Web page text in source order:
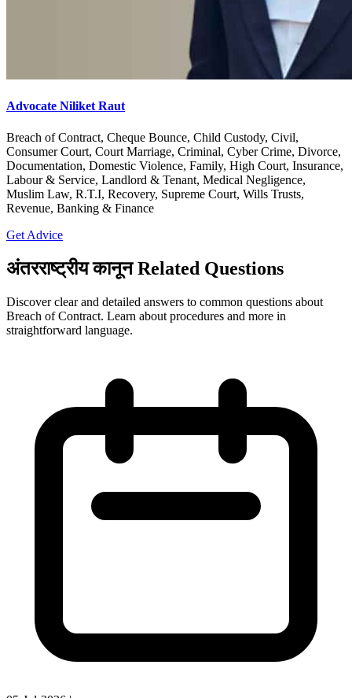
Advocate Niliket Raut
Breach of Contract, Cheque Bounce, Child Custody, Civil,
Consumer Court, Court Marriage, Criminal, Cyber Crime, Divorce,
Documentation, Domestic Violence, Family, High Court, Insurance,
Labour & Service, Landlord & Tenant, Medical Negligence,
Muslim Law, R.T.I, Recovery, Supreme Court, Wills Trusts,
Revenue, Banking & Finance
Get Advice
अंतरराष्ट्रीय कानून Related Questions
Discover clear and detailed answers to common questions about
Breach of Contract. Learn about procedures and more in
straightforward language.